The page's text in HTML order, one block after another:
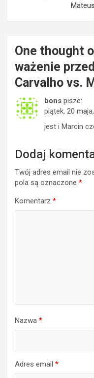
One thought
ważenie
Carvalho vs.
bons pisze:
piątek, 20
jest i Marcin
Dodaj
Twój adres email nie
pola są oznaczone *
Komentarz *
Nazwa *
Adres email *